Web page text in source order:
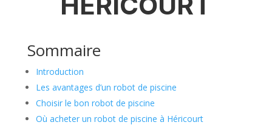
Sommaire
Introduction
Les avantages d’un robot de piscine
Choisir le bon robot de piscine
Où acheter un robot de piscine à Héricourt